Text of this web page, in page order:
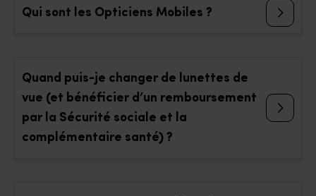
Qui sont les Opticiens Mobiles ?
Quand puis-je changer de lunettes de
vue (et bénéficier d’un remboursement
par la Sécurité sociale et la
complémentaire santé) ?